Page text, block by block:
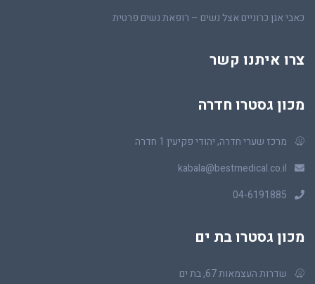
כאבי אגן כרוניים אצל נשים – רופאת נשים פרטית
צרו איתנו קשר
מכון גסטרו חדרה
מרכז שערי חדרה, יהודי פקיעין 1 חדרה
kabala@bestmedical.co.il
04-6191885
מכון גסטרו בת ים
שדרות העצמאות 67, בת ים